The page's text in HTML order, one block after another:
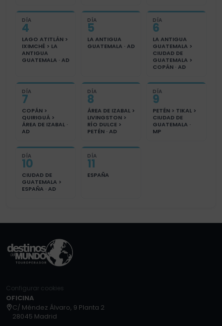
DÍA
4
LAGO ATITLÁN >
IXIMCHÉ > LA
ANTIGUA
GUATEMALA · AD
DÍA
5
LA ANTIGUA
GUATEMALA · AD
DÍA
6
LA ANTIGUA
GUATEMALA >
CIUDAD DE
GUATEMALA >
COPÁN · AD
DÍA
7
COPÁN >
QUIRIGUÁ >
ÁREA DE IZABAL ·
AD
DÍA
8
ÁREA DE IZABAL >
LIVINGSTON >
RÍO DULCE >
PETÉN · AD
DÍA
9
PETÉN > TIKAL >
CIUDAD DE
GUATEMALA ·
MP
DÍA
10
CIUDAD DE
GUATEMALA >
ESPAÑA · AD
DÍA
11
ESPAÑA
Configurar cookies
OFICINA
C/ Méndez Álvaro, 9 Planta 2
28045 Madrid